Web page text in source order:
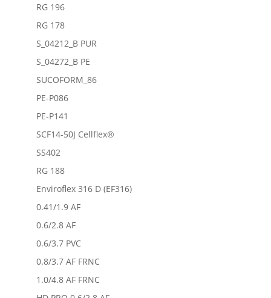
RG 196
RG 178
S_04212_B PUR
S_04272_B PE
SUCOFORM_86
PE-P086
PE-P141
SCF14-50J Cellflex®
SS402
RG 188
Enviroflex 316 D (EF316)
0.41/1.9 AF
0.6/2.8 AF
0.6/3.7 PVC
0.8/3.7 AF FRNC
1.0/4.8 AF FRNC